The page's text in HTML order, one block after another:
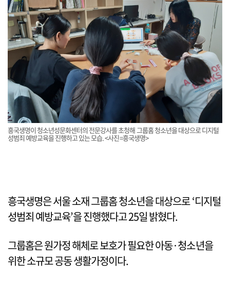
흥국생명이 청소년성문화센터의 전문강사를 초청해 그룹홈 청소년을 대상으로 디지털
성범죄 예방교육을 진행하고 있는 모습. <사진=흥국생명>
흥국생명은 서울 소재 그룹홈 청소년을 대상으로 ‘디지털
성범죄 예방교육’을 진행했다고 25일 밝혔다.
그룹홈은 원가정 해체로 보호가 필요한 아동·청소년을
위한 소규모 공동 생활가정이다.